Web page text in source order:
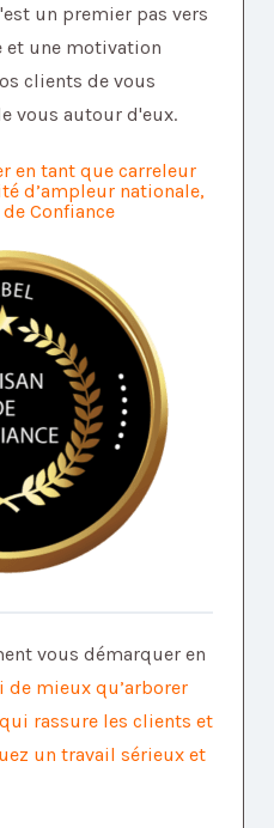
un premier pas vers
et une motivation
clients de vous
vous autour d'eux.
en tant que carreleur
d’ampleur nationale,
Confiance
vous démarquer en
de mieux qu’arborer
rassure les clients et
un travail sérieux et